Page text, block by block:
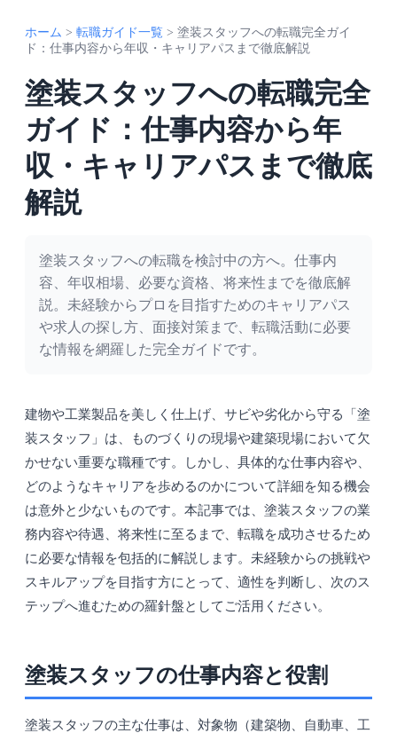
ホーム > 転職ガイド一覧 > 塗装スタッフへの転職完全ガイ
ド：仕事内容から年収・キャリアパスまで徹底解説
塗装スタッフへの転職完全
ガイド：仕事内容から年
収・キャリアパスまで徹底
解説
塗装スタッフへの転職を検討中の方へ。仕事内
容、年収相場、必要な資格、将来性までを徹底解
説。未経験からプロを目指すためのキャリアパス
や求人の探し方、面接対策まで、転職活動に必要
な情報を網羅した完全ガイドです。
建物や工業製品を美しく仕上げ、サビや劣化から守る「塗
装スタッフ」は、ものづくりの現場や建築現場において欠
かせない重要な職種です。しかし、具体的な仕事内容や、
どのようなキャリアを歩めるのかについて詳細を知る機会
は意外と少ないものです。本記事では、塗装スタッフの業
務内容や待遇、将来性に至るまで、転職を成功させるため
に必要な情報を包括的に解説します。未経験からの挑戦や
スキルアップを目指す方にとって、適性を判断し、次のス
テップへ進むための羅針盤としてご活用ください。
塗装スタッフの仕事内容と役割
塗装スタッフの主な仕事は、対象物（建築物、自動車、工